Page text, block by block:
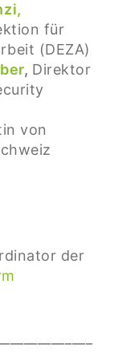
für
(DEZA)
, Direktor
von
der